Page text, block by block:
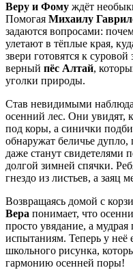
Веру и Фому ждёт
Помогая Михаилу
задаются вопросами:
улетают в тёплые края,
звери готовятся к
верный пёс Алтай,
уголки природы.
Став невидимыми
осенний лес. Они увидят,
под коры, а синички
обнаружат беличье
даже станут свидетелями
долгой зимней спячки.
гнездо из листьев, а заяц
Возвращаясь домой с
Вера понимает, что
просто увядание, а
испытаниям. Теперь у неё
школьного рисунка,
гармонию осенней поры!